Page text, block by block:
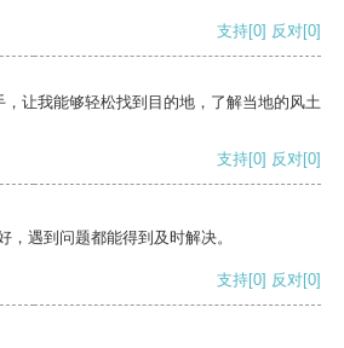
支持[0] 反对[0]
让我能够轻松找到目的地，了解当地的风土
支持[0] 反对[0]
，遇到问题都能得到及时解决。
支持[0] 反对[0]